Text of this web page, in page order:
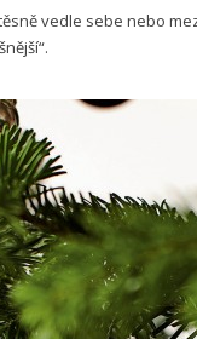
vedle sebe nebo